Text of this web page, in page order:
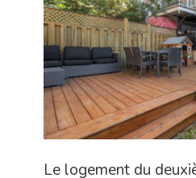
Le logement du